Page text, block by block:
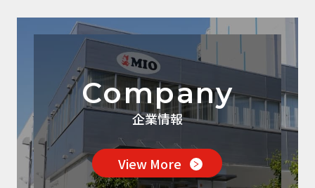
Company
企業情報
View More